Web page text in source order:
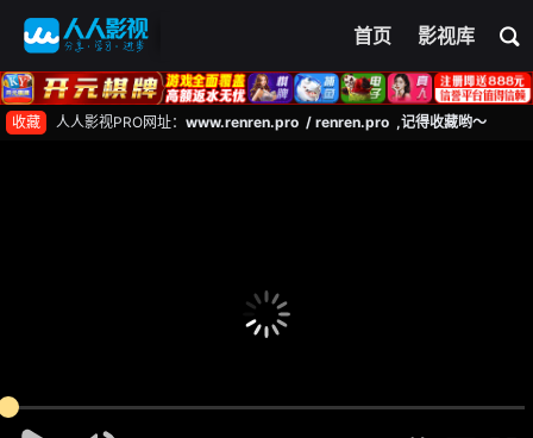
首页 影视库
收藏 人人影视PRO网址： www.renren.pro / renren.pro ,记得收藏哟～